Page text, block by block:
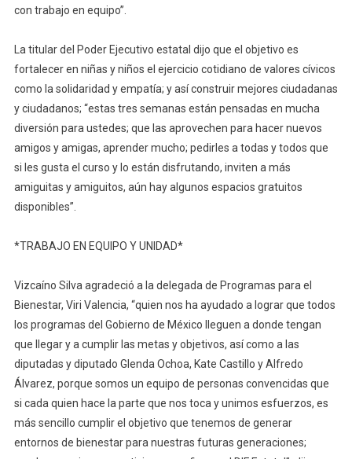
con trabajo en equipo”.
La titular del Poder Ejecutivo estatal dijo que el objetivo es
fortalecer en niñas y niños el ejercicio cotidiano de valores cívicos
como la solidaridad y empatía; y así construir mejores ciudadanas
y ciudadanos; “estas tres semanas están pensadas en mucha
diversión para ustedes; que las aprovechen para hacer nuevos
amigos y amigas, aprender mucho; pedirles a todas y todos que
si les gusta el curso y lo están disfrutando, inviten a más
amiguitas y amiguitos, aún hay algunos espacios gratuitos
disponibles”.
*TRABAJO EN EQUIPO Y UNIDAD*
Vizcaíno Silva agradeció a la delegada de Programas para el
Bienestar, Viri Valencia, “quien nos ha ayudado a lograr que todos
los programas del Gobierno de México lleguen a donde tengan
que llegar y a cumplir las metas y objetivos, así como a las
diputadas y diputado Glenda Ochoa, Kate Castillo y Alfredo
Álvarez, porque somos un equipo de personas convencidas que
si cada quien hace la parte que nos toca y unimos esfuerzos, es
más sencillo cumplir el objetivo que tenemos de generar
entornos de bienestar para nuestras futuras generaciones;